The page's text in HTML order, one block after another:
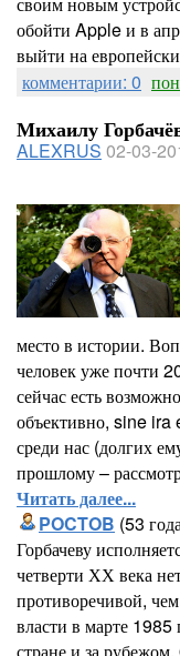
обойти Apple и в
выйти на
комментарии: 0
Михаилу
ALEXRUS 02-03-
место в истории.
человек уже почти
сейчас есть
объективно, sine ira
среди нас (долгих
прошлому –
Читать далее...
POCTOB (53
Горбачеву
четверти ХХ века
противоречивой,
власти в марте